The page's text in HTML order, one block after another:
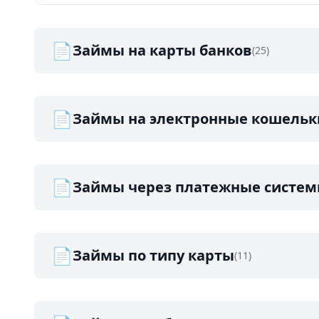
📄Займы на карты банков(25)
📄Займы на электронные
📄Займы через платежные
📄Займы по типу карты(11)